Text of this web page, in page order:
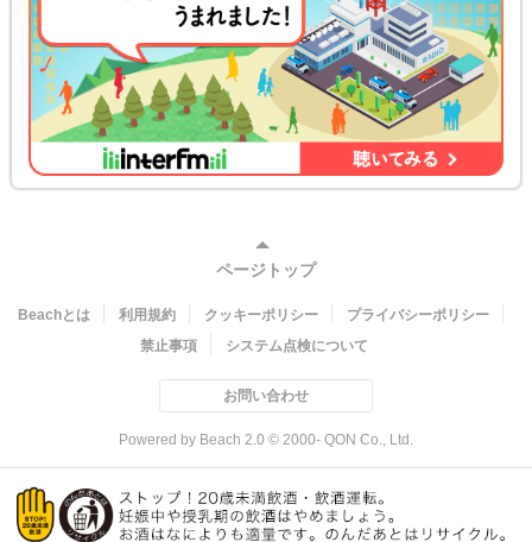
ページトップ
Beachとは 利用規約 クッキーポリシー
プライバシーポリシー
禁止事項
システム点検について
お問い合わせ
Powered by Beach 2.0 © 2000- QON Co., Ltd.